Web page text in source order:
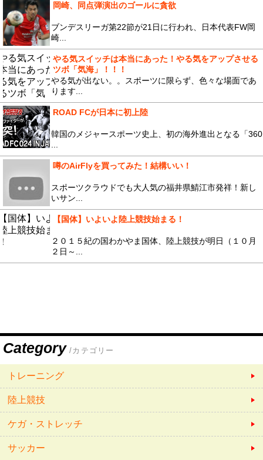
岡崎、同点弾演出のゴールに貪欲
ブンデスリーガ第22節が21日に行われ、日本代表FW岡
崎...
やる気スイッチは本当にあった！やる気をアップさせる
ツボ「気海」！！！
やる気が出ない。。スポーツに限らず、色々な場面であ
ります...
ROAD FCが日本に初上陸
韓国のメジャースポーツ史上、初の海外進出となる「360
噂のAirFlyを買ってみた！結構いい！
スポーツクラウドでも大人気の福井県鯖江市発祥！新し
いサン...
【国体】いよいよ陸上競技始まる！
２０１５紀の国わかやま国体、陸上競技が明日（１０月
２日～...
Category /カテゴリー
トレーニング
陸上競技
ケガ・ストレッチ
サッカー